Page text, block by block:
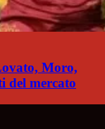
Moro,
del mercato